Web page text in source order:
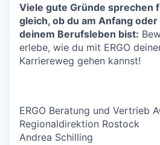
Viele gute Gründe sprechen
gleich, ob du am Anfang
deinem Berufsleben bist:
erlebe, wie du mit ERGO
Karriereweg gehen kannst!
ERGO Beratung und Vertrieb
Regionaldirektion Rostock
Andrea Schilling